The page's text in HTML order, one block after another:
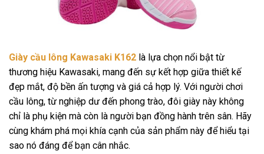
Giày cầu lông Kawasaki K162 là lựa chọn nổi bật từ
thương hiệu Kawasaki, mang đến sự kết hợp giữa thiết kế
đẹp mắt, độ bền ấn tượng và giá cả hợp lý. Với người chơi
cầu lông, từ nghiệp dư đến phong trào, đôi giày này không
chỉ là phụ kiện mà còn là người bạn đồng hành trên sân. Hãy
cùng khám phá mọi khía cạnh của sản phẩm này để hiểu tại
sao nó đáng để bạn cân nhắc.